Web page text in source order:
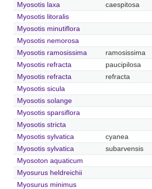
Myosotis laxa
caespitosa
Myosotis litoralis
Myosotis minutiflora
Myosotis nemorosa
Myosotis ramosissima
ramosissima
Myosotis refracta
paucipilosa
Myosotis refracta
refracta
Myosotis sicula
Myosotis solange
Myosotis sparsiflora
Myosotis stricta
Myosotis sylvatica
cyanea
Myosotis sylvatica
subarvensis
Myosoton aquaticum
Myosurus heldreichii
Myosurus minimus